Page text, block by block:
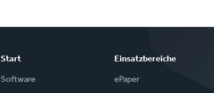
Start
Software
Einsatzbereiche
ePaper